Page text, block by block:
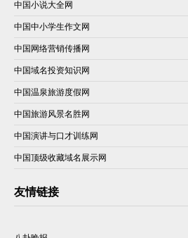
中国小说大全网
中国中小学生作文网
中国网络营销传播网
中国域名投资知识网
中国温泉旅游度假网
中国旅游风景名胜网
中国演讲与口才训练网
中国顶级收藏域名展示网
友情链接